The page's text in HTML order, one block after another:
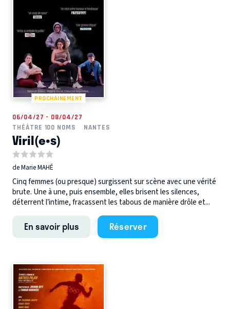
PROCHAINEMENT
06/04/27 - 08/04/27
THÉÂTRE 100 NOMS
NANTES
Viril(e•s)
de Marie MAHÉ
Cinq femmes (ou presque) surgissent sur scène avec une vérité
brute. Une à une, puis ensemble, elles brisent les silences,
déterrent l’intime, fracassent les tabous de manière drôle et...
En savoir plus Réserver